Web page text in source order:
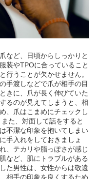
など、日頃からしっかりと
装やTPOに合っていること
行うことが欠かせません。
手渡しなどで爪が相手の目
きに、爪が長く伸びていた
るのが見えてしまうと、相
、爪はこまめにチェックし
た、対面して話をすると
不潔な印象を抱いてしまい
手入れをしておきましょ
、テカリや脂っぽさが感じ
など、肌にトラブルがある
た男性は、女性からは敬遠
相手の印象を良くするため